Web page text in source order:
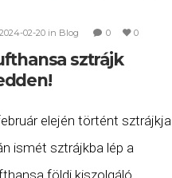
2024-02-20 in Blog 0 0
sztrájk
elején történt sztrájkja
ismét sztrájkba lép a